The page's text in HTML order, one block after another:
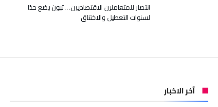
انتصار للمتعاملين الاقتصاديين… تبون يضع حدًا
لسنوات التعطيل والاختناق
آخر الاخبار